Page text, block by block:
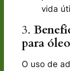
vida
3.
para
O uso de